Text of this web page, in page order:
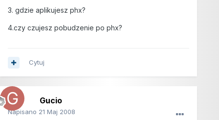
3. gdzie aplikujesz phx?
4.czy czujesz pobudzenie po phx?
Cytuj
Gucio
Napisano 21 Maj 2008